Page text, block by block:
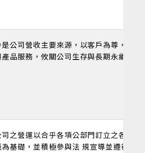
是公司營收主要來源，以客戶為尊， 提
產品服務，攸關公司生存與長期永續發展
司之營運以合乎各項公部門訂立之各 項
基礎，並積極參與法 規宣導並遵行。